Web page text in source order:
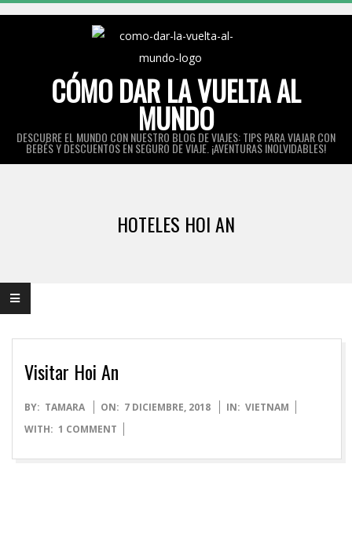
CÓMO DAR LA VUELTA AL
MUNDO
DESCUBRE EL MUNDO CON NUESTRO BLOG DE VIAJES: TIPS PARA VIAJAR CON
BEBÉS Y DESCUENTOS EN SEGURO DE VIAJE. ¡AVENTURAS INOLVIDABLES!
HOTELES HOI AN
Visitar Hoi An
2018-
12-
BY: TAMARA ON: 7 DICIEMBRE, 2018 IN: VIETNAM
WITH: 1 COMMENT